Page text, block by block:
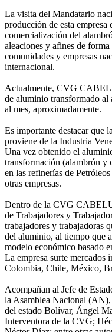
La visita del Mandatario
producción de esta
comercialización del
aleaciones y afines de forma
comunidades y empresas
internacional.
Actualmente, CVG
de aluminio transformado al
al mes, aproximadamente.
Es importante destacar que
proviene de la Industria
Una vez obtenido el
transformación (alambrón y
en las refinerías de
otras empresas.
Dentro de la CVG
de Trabajadores y
trabajadores y trabajadoras
del aluminio, al tiempo que
modelo económico basado
La empresa surte mercados
Colombia, Chile, México,
Acompañan al Jefe de
la Asamblea Nacional
del estado Bolívar, Ángel
Interventora de la CVG;